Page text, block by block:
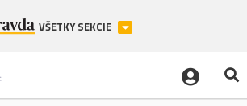
VŠETKY SEKCIE